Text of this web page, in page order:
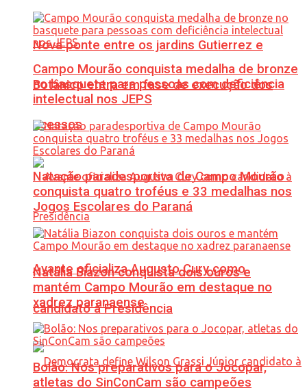
Nova ponte entre os jardins Gutierrez e
Botânico entra em fase de execução dos
acessos
Avante oficializa Augusto Cury como
candidato à Presidência
Campo Mourão conquista medalha de bronze
no basquete para pessoas com deficiência
intelectual nos JEPS
Natação paradesportiva de Campo Mourão
conquista quatro troféus e 33 medalhas nos
Jogos Escolares do Paraná
Natália Biazon conquista dois ouros e
mantém Campo Mourão em destaque no
xadrez paranaense
Bolão: Nos preparativos para o Jocopar,
atletas do SinConCam são campeões